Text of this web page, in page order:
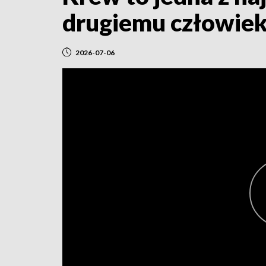
drugiemu
2026-07-06